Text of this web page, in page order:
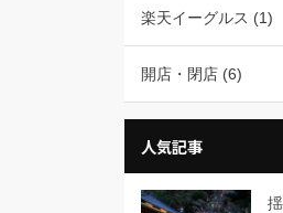
楽天イーグルス (1)
開店・閉店 (6)
人気記事